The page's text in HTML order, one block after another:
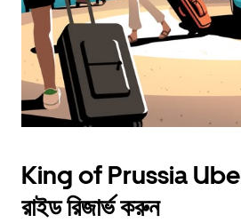
King of Prussia
রাইড রিজার্ভ করুন